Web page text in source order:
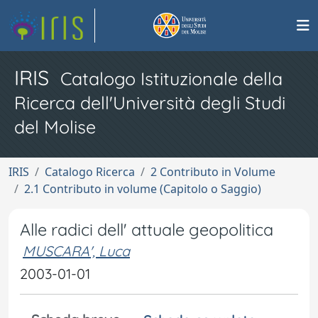
IRIS Catalogo Istituzionale della
Ricerca dell'Università degli Studi
del Molise
IRIS Catalogo Ricerca
2 Contributo in Volume
2.1 Contributo in volume (Capitolo o Saggio)
Alle radici dell' attuale geopolitica
MUSCARA', Luca
2003-01-01